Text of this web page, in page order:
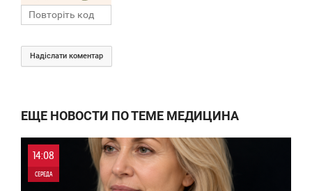
Надіслати коментар
ЕЩЕ НОВОСТИ ПО ТЕМЕ МЕДИЦИНА
14:08
СЕРЕДА